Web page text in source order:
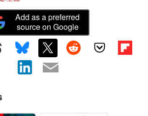
Add as a preferred
source on Google